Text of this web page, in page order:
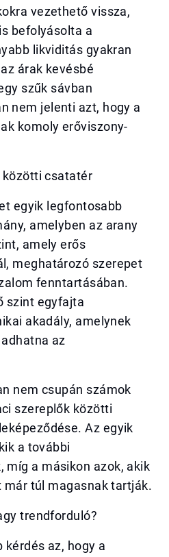
vezethető vissza,
befolyásolta a
likviditás gyakran
árak kevésbé
szűk sávban
nem jelenti azt, hogy a
komoly erőviszony-
közötti csatatér
egyik legfontosabb
amelyben az arany
amely erős
meghatározó szerepet
fenntartásában.
szint egyfajta
akadály, amelynek
az
nem csupán számok
szereplők közötti
Az egyik
a további
míg a másikon azok, akik
túl magasnak tartják.
trendforduló?
az, hogy a